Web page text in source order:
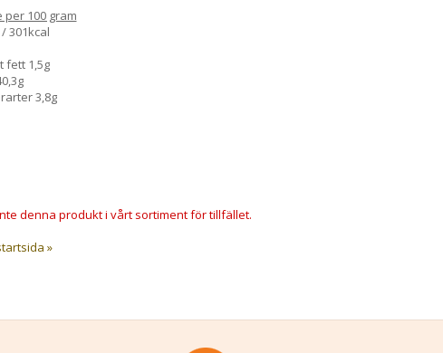
100 gram
/ 301kcal
fett 1,5g
3,8g
denna produkt i vårt sortiment för tillfället.
»